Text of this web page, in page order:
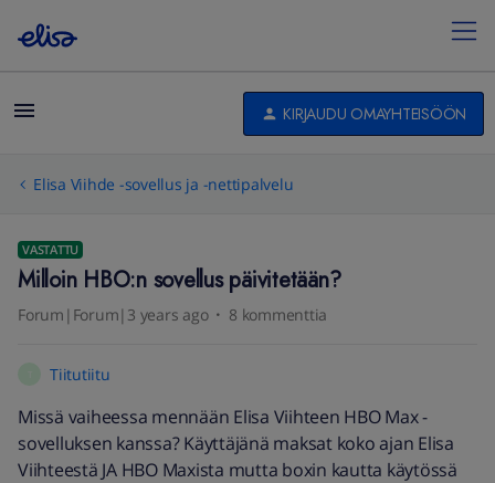
KIRJAUDU OMAYHTEISÖÖN
Elisa Viihde -sovellus ja -nettipalvelu
VASTATTU
Milloin HBO:n sovellus päivitetään?
Forum|Forum|3 years ago 8 kommenttia
Tiitutiitu
Missä vaiheessa mennään Elisa Viihteen HBO Max -
sovelluksen kanssa? Käyttäjänä maksat koko ajan Elisa
Viihteestä JA HBO Maxista mutta boxin kautta käytössä